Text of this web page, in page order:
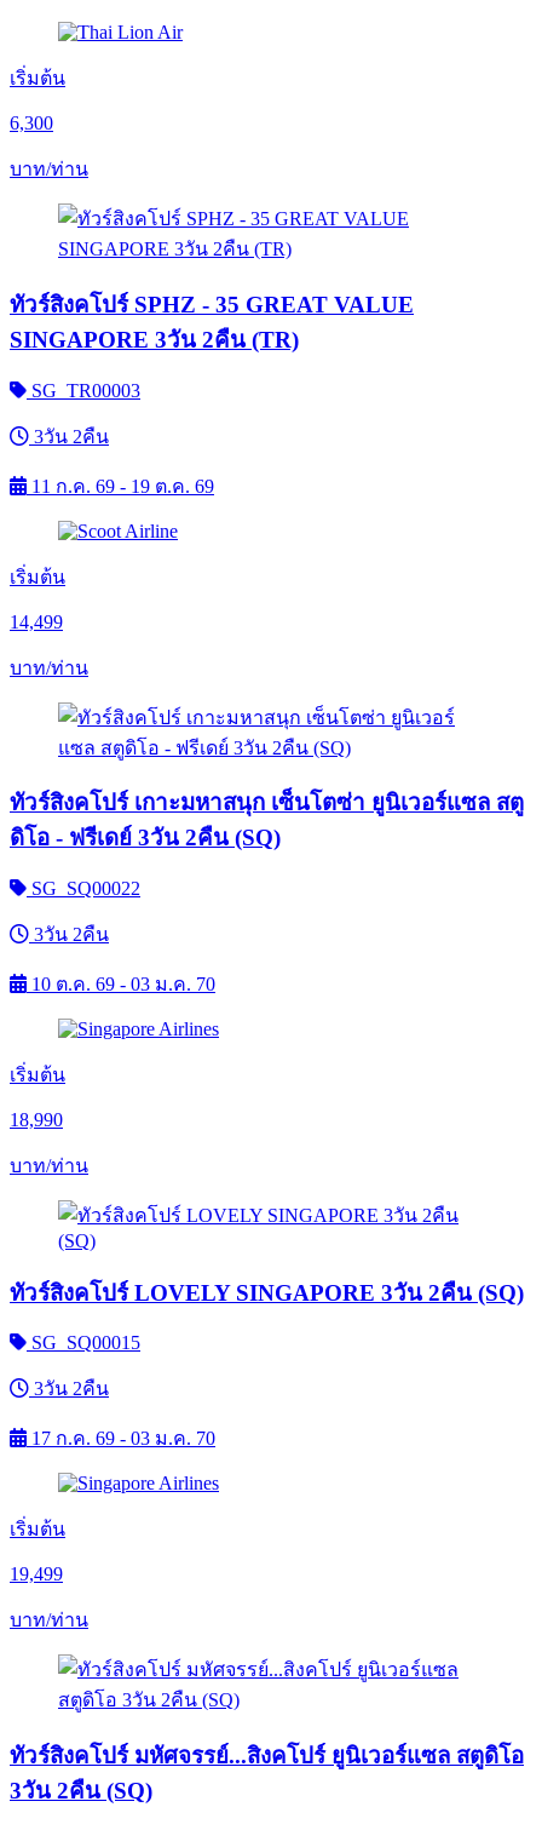
เริ่มต้น
6,300
บาท/ท่าน
ทัวร์สิงคโปร์ SPHZ - 35 GREAT VALUE
SINGAPORE 3วัน 2คืน (TR)
SG_TR00003
3วัน 2คืน
11 ก.ค. 69 - 19 ต.ค. 69
เริ่มต้น
14,499
บาท/ท่าน
ทัวร์สิงคโปร์ เกาะมหาสนุก เซ็นโตซ่า ยูนิเวอร์แซล สตู
ดิโอ - ฟรีเดย์ 3วัน 2คืน (SQ)
SG_SQ00022
3วัน 2คืน
10 ต.ค. 69 - 03 ม.ค. 70
เริ่มต้น
18,990
บาท/ท่าน
ทัวร์สิงคโปร์ LOVELY SINGAPORE 3วัน 2คืน (SQ)
SG_SQ00015
3วัน 2คืน
17 ก.ค. 69 - 03 ม.ค. 70
เริ่มต้น
19,499
บาท/ท่าน
ทัวร์สิงคโปร์ มหัศจรรย์...สิงคโปร์ ยูนิเวอร์แซล สตูดิโอ
3วัน 2คืน (SQ)